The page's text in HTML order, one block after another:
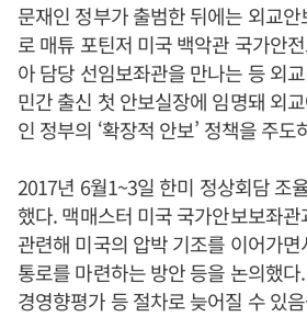
문재인 정부가 출범한 뒤에는 외교
로 매튜 포틴저 미국 백악관 국가안
아 담당 선임보좌관을 만나는 등 외
민간 출신 첫 안보실장에 임명돼 외
인 정부의 ‘확장적 안보’ 정책을 주도
2017년 6월1~3일 한미 정상회담 조
했다. 맥매스터 미국 국가안보보좌
관련해 미국의 압박 기조를 이어가
통로를 마련하는 방안 등을 논의했
경영향평가 등 절차로 늦어질 수 있